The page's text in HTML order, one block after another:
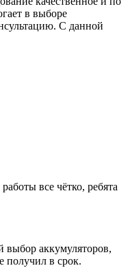
в выборе
С данной
все чётко, ребята
аккумуляторов,
получил в срок.